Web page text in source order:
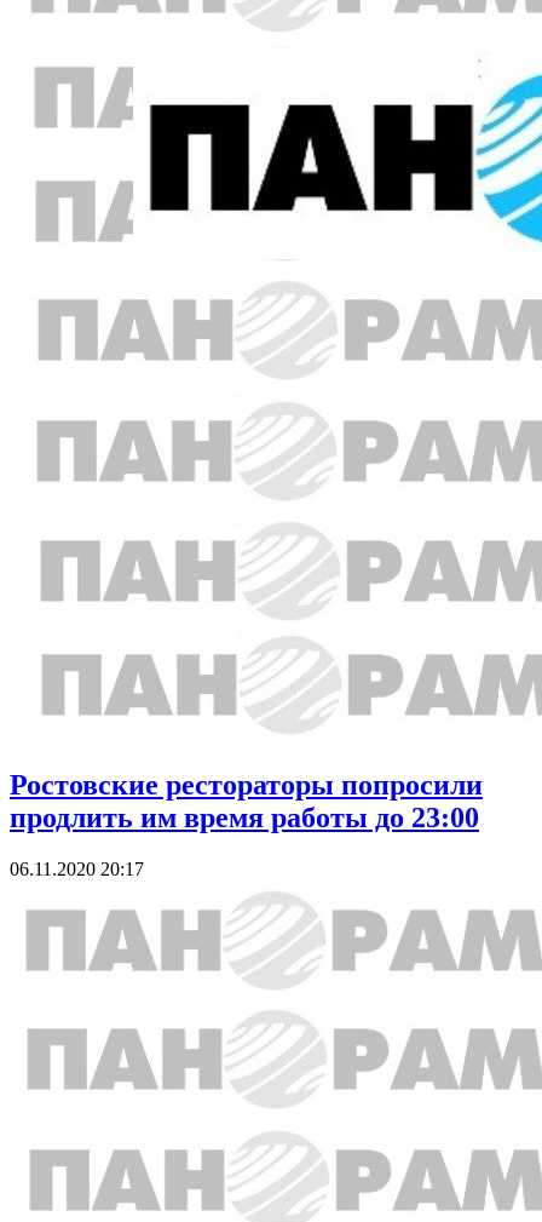
Ростовские рестораторы попросили
продлить им время работы до 23:00
06.11.2020 20:17